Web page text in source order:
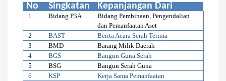
No
Singkatan Kepanjangan Dari
1 Bidang P3A
Bidang Pembinaan, Pengendalian
dan Pemanfaatan Aset
2
BAST
Berita Acara Serah Terima
3
BMD
Barang Milik Daerah
4
BGS
Bangun Guna Serah
5
BSG
Bangun Serah Guna
6
KSP
Kerja Sama Pemanfaatan